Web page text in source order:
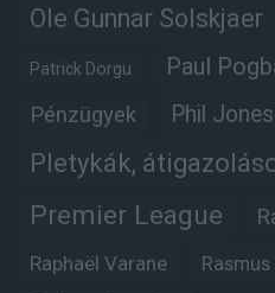
Ole Gunnar Solskjaer
Patrick Dorgu Paul
Pénzügyek Phil Jones
Pletykák,
Premier League
Raphaël Varane